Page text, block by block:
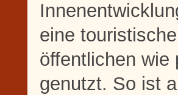
eine
öffentlichen wie
genutzt. So ist